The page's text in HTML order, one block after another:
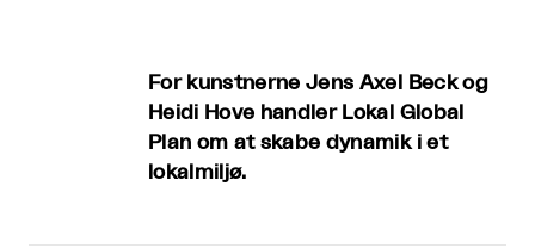
For kunstnerne Jens Axel Beck og
Heidi Hove handler Lokal Global
Plan om at skabe dynamik i et
lokalmiljø.